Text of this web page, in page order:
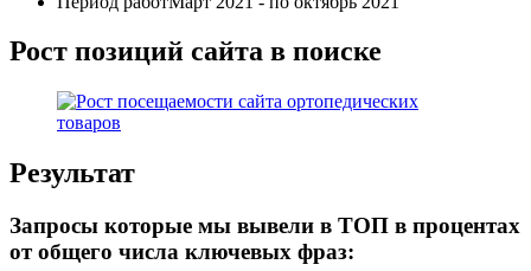
Рост позиций сайта в поиске
Результат
Запросы которые мы вывели в ТОП в процентах
от общего числа ключевых фраз: